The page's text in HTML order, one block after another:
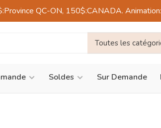
QC-ON, 150$:CANADA.
Toutes les
Soldes Sur Demande